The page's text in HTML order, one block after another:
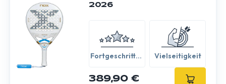
2026
Fortgeschritten
Vielseitigkeit
389,90 €